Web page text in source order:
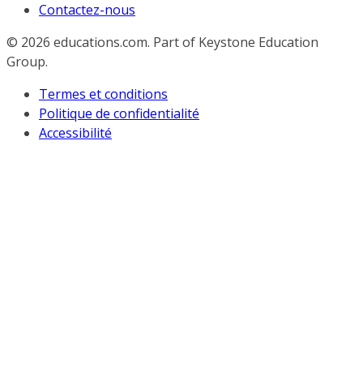
Contactez-nous
© 2026 educations.com. Part of Keystone Education
Group.
Termes et conditions
Politique de confidentialité
Accessibilité